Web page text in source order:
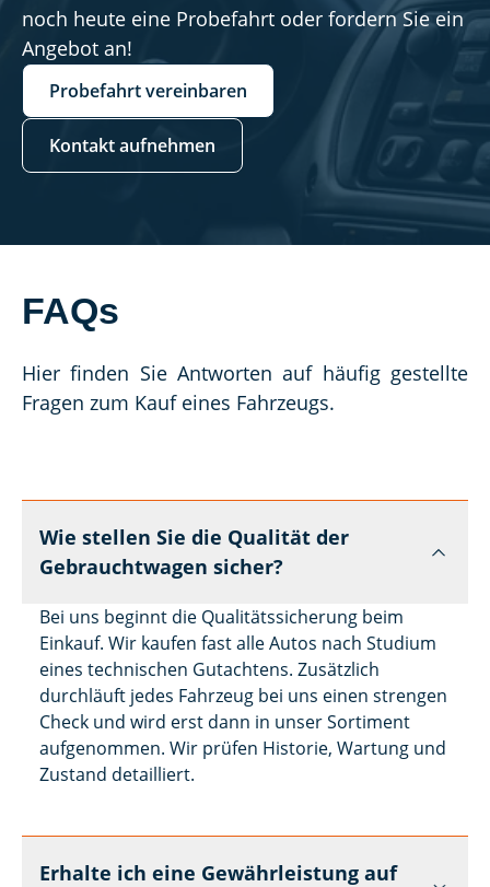
noch heute eine Probefahrt oder fordern Sie ein
Angebot an!
Probefahrt vereinbaren
Kontakt aufnehmen
FAQs
Hier finden Sie Antworten auf häufig gestellte
Fragen zum Kauf eines Fahrzeugs.
Wie stellen Sie die Qualität der
Gebrauchtwagen sicher?
Bei uns beginnt die Qualitätssicherung beim
Einkauf. Wir kaufen fast alle Autos nach Studium
eines technischen Gutachtens. Zusätzlich
durchläuft jedes Fahrzeug bei uns einen strengen
Check und wird erst dann in unser Sortiment
aufgenommen. Wir prüfen Historie, Wartung und
Zustand detailliert.
Erhalte ich eine Gewährleistung auf